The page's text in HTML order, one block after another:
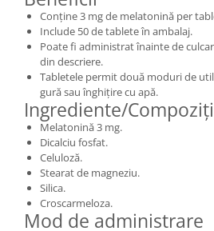
Conține 3 mg de melatonină per
Include 50 de tablete în ambalaj.
Poate fi administrat înainte de
din descriere.
Tabletele permit două moduri de
gură sau înghițire cu apă.
Ingrediente/
Melatonină 3 mg.
Dicalciu fosfat.
Celuloză.
Stearat de magneziu.
Silica.
Croscarmeloza.
Mod de administrare